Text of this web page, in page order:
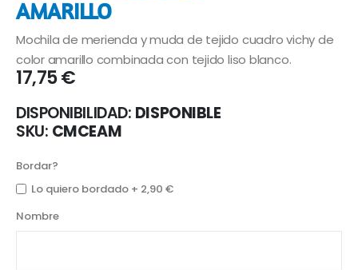
la
de
imágenes
de
galería
de
imágenes
AMARILLO
Mochila de merienda y muda de tejido cuadro vichy de
color amarillo combinada con tejido liso blanco.
17,75 €
DISPONIBILIDAD: DISPONIBLE
SKU CMCEAM
Bordar?
Lo quiero bordado + 2,90 €
Nombre